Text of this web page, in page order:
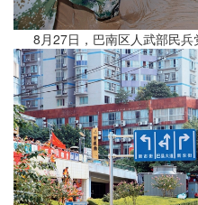
8月27日，巴南区人武部民兵